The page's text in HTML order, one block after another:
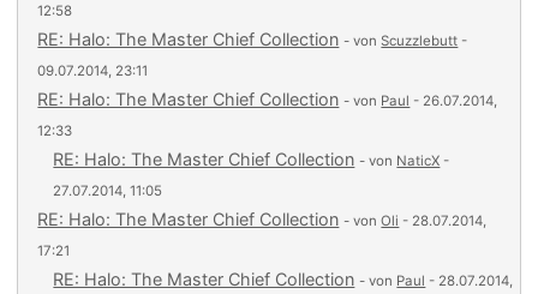
12:58
RE: Halo: The Master Chief Collection - vonScuzzlebutt -
09.07.2014, 23:11
RE: Halo: The Master Chief Collection - von Paul - 26.07.2014,
12:33
RE: Halo: The Master Chief Collection - von NaticX -
27.07.2014, 11:05
RE: Halo: The Master Chief Collection - vonOli - 28.07.2014,
17:21
RE: Halo: The Master Chief Collection - von Paul - 28.07.2014,